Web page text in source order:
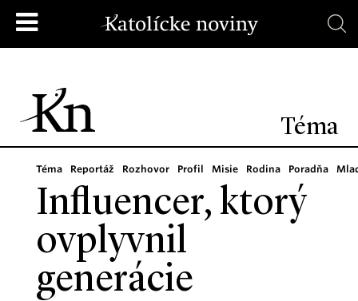
Téma
Téma Reportáž Rozhovor Profil Misie Rodina Poradňa
Influencer, ktorý
ovplyvnil
generácie